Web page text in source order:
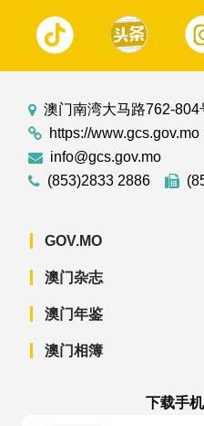
澳门南湾大马路762-804
https://www.gcs.gov.mo
info@gcs.gov.mo
(853)2833 2886
GOV.MO
澳门杂志
澳门年鉴
澳门相簿
下载手